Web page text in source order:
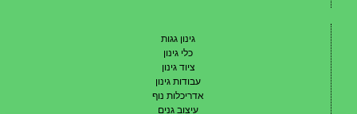
גינון גגות
כלי גינון
ציוד גינון
עבודות גינון
אדריכלות נוף
עיצוב גנים